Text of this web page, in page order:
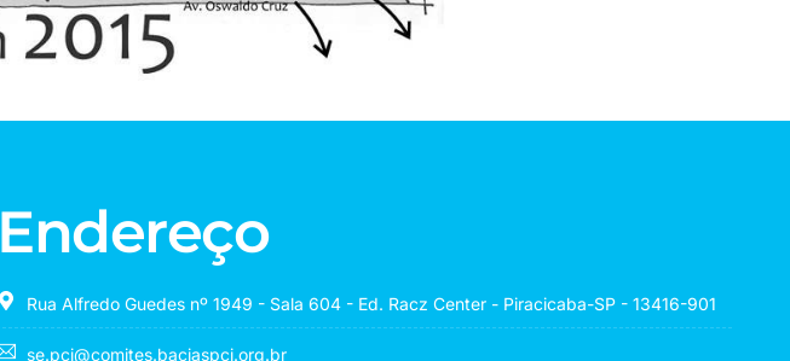
Endereço
Rua Alfredo Guedes nº 1949 - Sala 604 - Ed. Racz Center - Piracicaba-SP - 13416-901
se.pcj@comites.baciaspcj.org.br